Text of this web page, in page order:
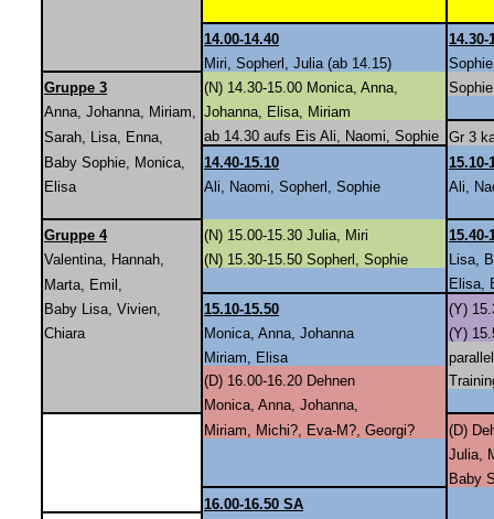
14.00-14.40
14.30-
Miri, Sopherl, Julia (ab 14.15)
Gruppe 3
(N) 14.30-15.00 Monica, Anna,
Anna, Johanna, Miriam,
Johanna, Elisa, Miriam
Sarah, Lisa, Enna,
ab 14.30 aufs Eis Ali, Naomi, Sophie Gr 3
Baby Sophie, Monica,
14.40-15.10
15.10-
Elisa
Ali, Naomi, Sopherl, Sophie Ali,
Gruppe 4 (N) 15.00-15.30 Julia, Miri
15.40-
Valentina, Hannah,
(N) 15.30-15.50 Sopherl, Sophie
Lisa,
Marta, Emil,
Elisa,
Baby Lisa, Vivien,
15.10-15.50
(Y)
Chiara
Monica, Anna, Johanna
(Y)
Miriam, Elisa
(D) 16.00-16.20 Dehnen
Monica, Anna, Johanna,
Miriam, Michi?, Eva-M?, Georgi?
(D)
Julia,
Baby
16.00-16.50 SA